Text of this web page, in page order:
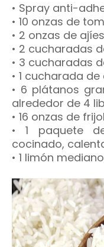
• Spray anti-
• 10 onzas de
• 2 onzas de
• 2 cucharadas
• 3 cucharadas
• 1 cucharada
• 6 plátanos
alrededor de 4
• 16 onzas de
•
1 paquete
cocinado,
• 1 limón